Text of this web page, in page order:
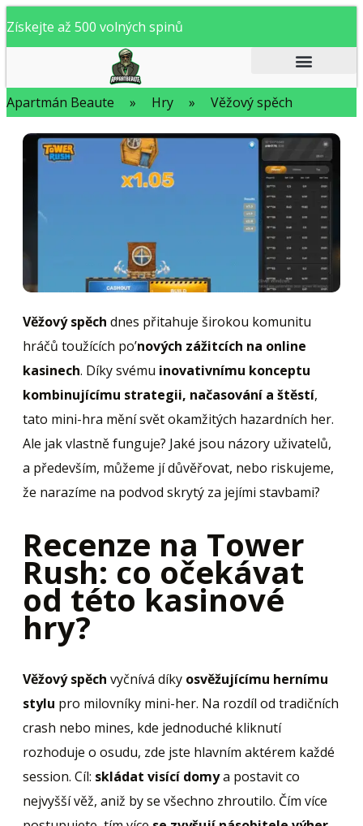
Získejte až 500 volných spinů
Apartmán Beaute » Hry » Věžový spěch
Věžový spěch dnes přitahuje širokou komunitu
hráčů toužících po’nových zážitcích na online
kasinech. Díky svému inovativnímu konceptu
kombinujícímu strategii, načasování a štěstí,
tato mini-hra mění svět okamžitých hazardních her.
Ale jak vlastně funguje? Jaké jsou názory uživatelů,
a především, můžeme jí důvěřovat, nebo riskujeme,
že narazíme na podvod skrytý za jejími stavbami?
Recenze na Tower
Rush: co očekávat
od této kasinové
hry?
Věžový spěch vyčnívá díky osvěžujícímu hernímu
stylu pro milovníky mini-her. Na rozdíl od tradičních
crash nebo mines, kde jednoduché kliknutí
rozhoduje o osudu, zde jste hlavním aktérem každé
session. Cíl: skládat visící domya postavit co
nejvyšší věž, aniž by se všechno zhroutilo. Čím více